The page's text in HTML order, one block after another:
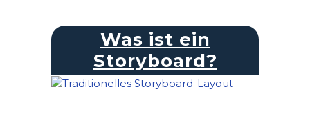
Was ist ein
Storyboard?